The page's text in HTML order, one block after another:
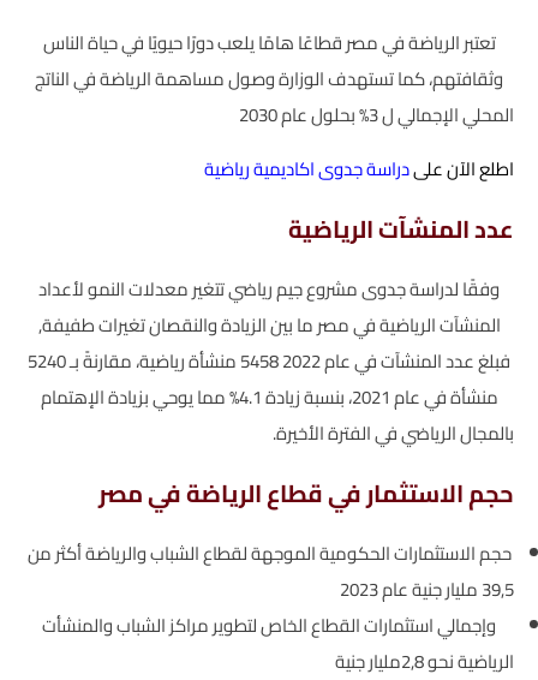
تعتبر الرياضة في مصر قطاعًا هامًا يلعب دورًا حيويًا في حياة الناس
وثقافتهم، كما تستهدف الوزارة وصول مساهمة الرياضة في الناتج
المحلي الإجمالي ل 3% بحلول عام 2030
اطلع الآن علىدراسة جدوى اكاديمية رياضية
عدد المنشآت الرياضية
وفقًا لدراسة جدوى مشروع جيم رياضي تتغير معدلات النمو لأعداد
المنشآت الرياضية في مصر ما بين الزيادة والنقصان تغيرات طفيفة,
فبلغ عدد المنشآت في عام 2022 5458 منشأة رياضية، مقارنةً بـ 5240
منشأة في عام 2021، بنسبة زيادة 4.1% مما يوحي بزيادة الإهتمام
بالمجال الرياضي في الفترة الأخيرة.
حجم الاستثمار في قطاع الرياضة في مصر
حجم الاستثمارات الحكومية الموجهة لقطاع الشباب والرياضة أكثر من
39,5 مليار جنية عام 2023
وإجمالي استثمارات القطاع الخاص لتطوير مراكز الشباب والمنشأت
الرياضية نحو 2,8مليار جنية